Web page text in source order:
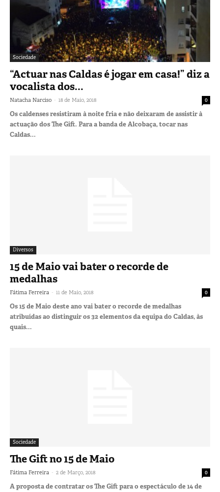
Sociedade
“Actuar nas Caldas é jogar em casa!” diz a
vocalista dos...
Natacha Narciso - 18 de Maio, 2018 0
Os caldenses resistiram à noite fria e não deixaram de assistir à
actuação dos The Gift. Para a banda de Alcobaça, tocar nas
Caldas...
Diversos
15 de Maio vai bater o recorde de
medalhas
Fátima Ferreira - 11 de Maio, 2018 0
Os 15 de Maio deste ano vai bater o recorde de medalhas
atribuídas ao distinguir os 32 elementos da equipa do Caldas, às
quais...
Sociedade
The Gift no 15 de Maio
Fátima Ferreira - 2 de Março, 2018 0
A proposta de contratar os The Gift para o espectáculo de 14 de